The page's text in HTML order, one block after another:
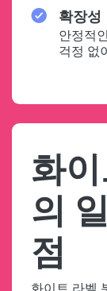
확장성
안정적
걱정 없
화
의
점